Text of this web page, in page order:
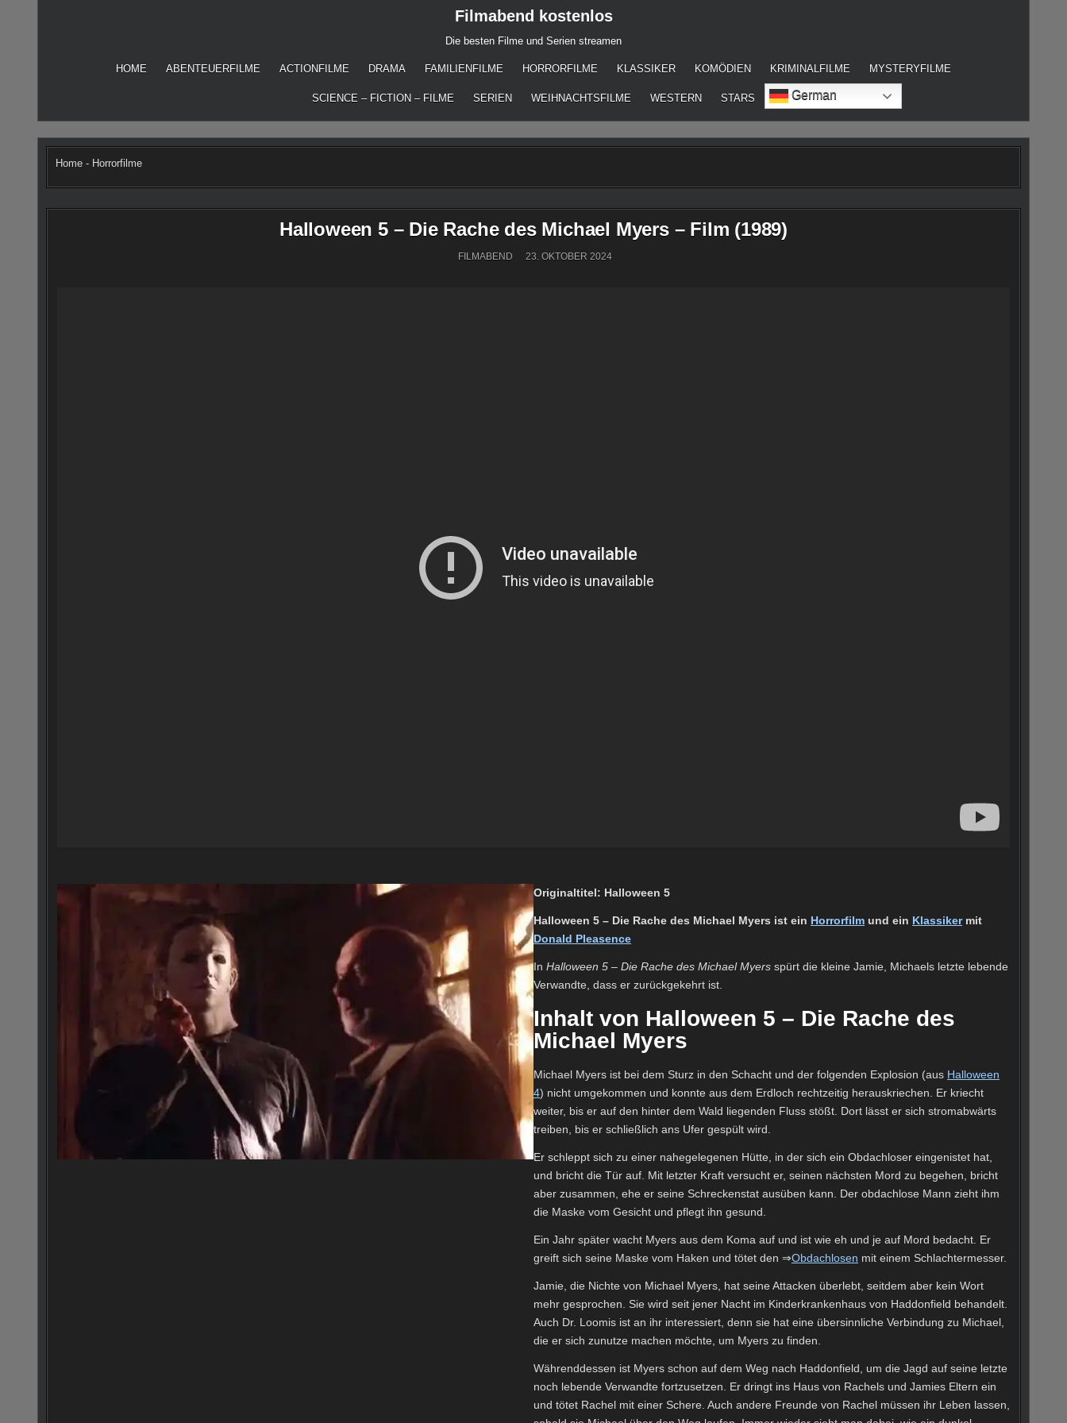
Filmabend kostenlos
Die besten Filme und Serien streamen
HOME ABENTEUERFILME ACTIONFILME DRAMA FAMILIENFILME HORRORFILME KLASSIKER KOMÖDIEN KRIMINALFILME MYSTERYFILME
SCIENCE – FICTION – FILME SERIEN WEIHNACHTSFILME WESTERN STARS German
Home - Horrorfilme
Halloween 5 – Die Rache des Michael Myers – Film (1989)
FILMABEND 23. OKTOBER 2024
Originaltitel: Halloween 5
Halloween 5 – Die Rache des Michael Myers ist ein Horrorfilm und ein Klassikermit
Donald Pleasence
In Halloween 5 – Die Rache des Michael Myers spürt die kleine Jamie, Michaels letzte lebende
Verwandte, dass er zurückgekehrt ist.
Inhalt von Halloween 5 – Die Rache des
Michael Myers
Michael Myers ist bei dem Sturz in den Schacht und der folgenden Explosion (aus Halloween
4) nicht umgekommen und konnte aus dem Erdloch rechtzeitig herauskriechen. Er kriecht
weiter, bis er auf den hinter dem Wald liegenden Fluss stößt. Dort lässt er sich stromabwärts
treiben, bis er schließlich ans Ufer gespült wird.
Er schleppt sich zu einer nahegelegenen Hütte, in der sich ein Obdachloser eingenistet hat,
und bricht die Tür auf. Mit letzter Kraft versucht er, seinen nächsten Mord zu begehen, bricht
aber zusammen, ehe er seine Schreckenstat ausüben kann. Der obdachlose Mann zieht ihm
die Maske vom Gesicht und pflegt ihn gesund.
Ein Jahr später wacht Myers aus dem Koma auf und ist wie eh und je auf Mord bedacht. Er
greift sich seine Maske vom Haken und tötet den ⇒Obdachlosen mit einem Schlachtermesser.
Jamie, die Nichte von Michael Myers, hat seine Attacken überlebt, seitdem aber kein Wort
mehr gesprochen. Sie wird seit jener Nacht im Kinderkrankenhaus von Haddonfield behandelt.
Auch Dr. Loomis ist an ihr interessiert, denn sie hat eine übersinnliche Verbindung zu Michael,
die er sich zunutze machen möchte, um Myers zu finden.
Währenddessen ist Myers schon auf dem Weg nach Haddonfield, um die Jagd auf seine letzte
noch lebende Verwandte fortzusetzen. Er dringt ins Haus von Rachels und Jamies Eltern ein
und tötet Rachel mit einer Schere. Auch andere Freunde von Rachel müssen ihr Leben lassen,